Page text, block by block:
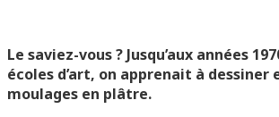
Le saviez-vous ? Jusqu’aux années
écoles d’art, on apprenait à dessiner
moulages en plâtre.